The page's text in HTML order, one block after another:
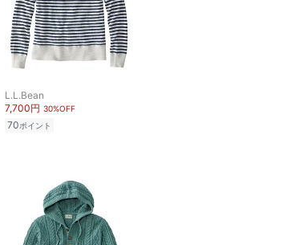
L.L.Bean
7,700円 30%OFF
70ポイント